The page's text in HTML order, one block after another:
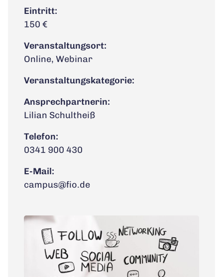
Eintritt:
150 €
Veranstaltungsort:
Online, Webinar
Veranstaltungskategorie:
Ansprechpartnerin:
Lilian Schultheiß
Telefon:
0341 900 430
E-Mail:
campus@fio.de